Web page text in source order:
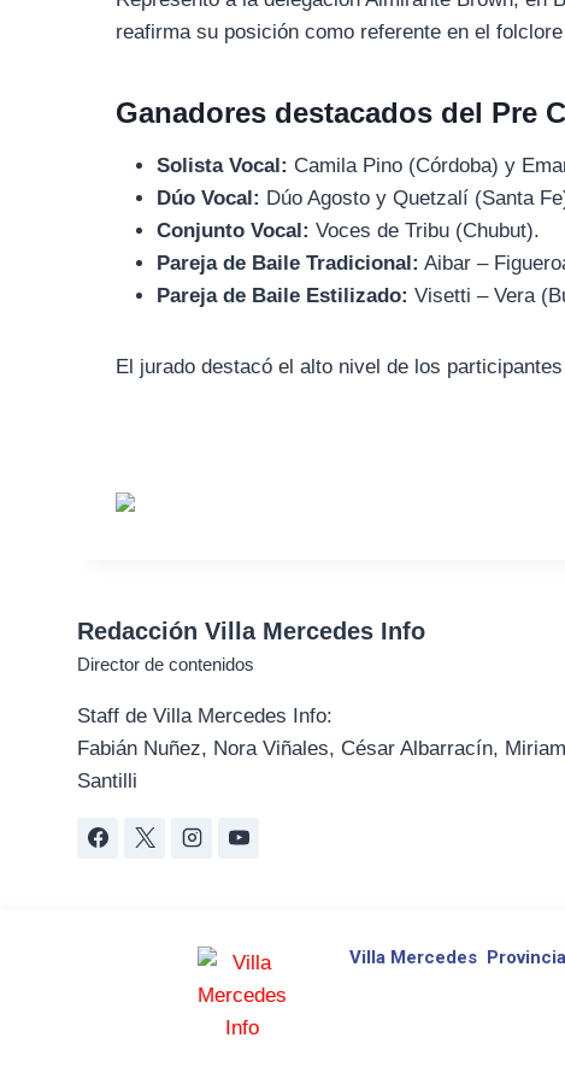
reafirma su posición como referente en el
Ganadores destacados del Pre
Solista Vocal: Camila Pino (Córdoba) y
Dúo Vocal: Dúo Agosto y Quetzalí (Santa
Conjunto Vocal: Voces de Tribu (Chubut).
Pareja de Baile Tradicional: Aibar –
Pareja de Baile Estilizado: Visetti – Vera
El jurado destacó el alto nivel de los
Redacción Villa Mercedes Info
Director de contenidos
Staff de Villa Mercedes Info:
Fabián Nuñez, Nora Viñales, César Albarracín,
Santilli
Villa Mercedes